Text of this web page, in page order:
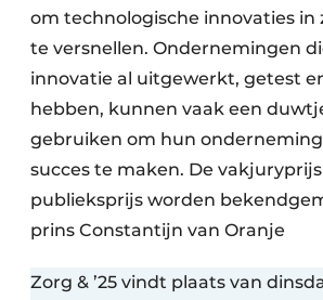
om technologische innovaties in
te versnellen. Ondernemingen
innovatie al uitgewerkt, getest
hebben, kunnen vaak een
gebruiken om hun
succes te maken. De
publieksprijs worden
prins Constantijn van Oranje
Zorg & ’25 vindt plaats van